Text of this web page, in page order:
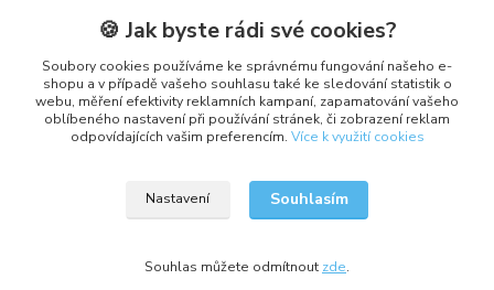
Kontakty
+420 382 279 132
obchod@cukroveozdoby.cz
🍪 Jak byste rádi své cookies?
Soubory cookies používáme ke správnému fungování našeho e-
shopu a v případě vašeho souhlasu také ke sledování statistik o
webu, měření efektivity reklamních kampaní, zapamatování vašeho
oblíbeného nastavení při používání stránek, či zobrazení reklam
odpovídajících vašim preferencím. Více k využití cookies
Nastavení Souhlasím
Souhlas můžete odmítnout zde.